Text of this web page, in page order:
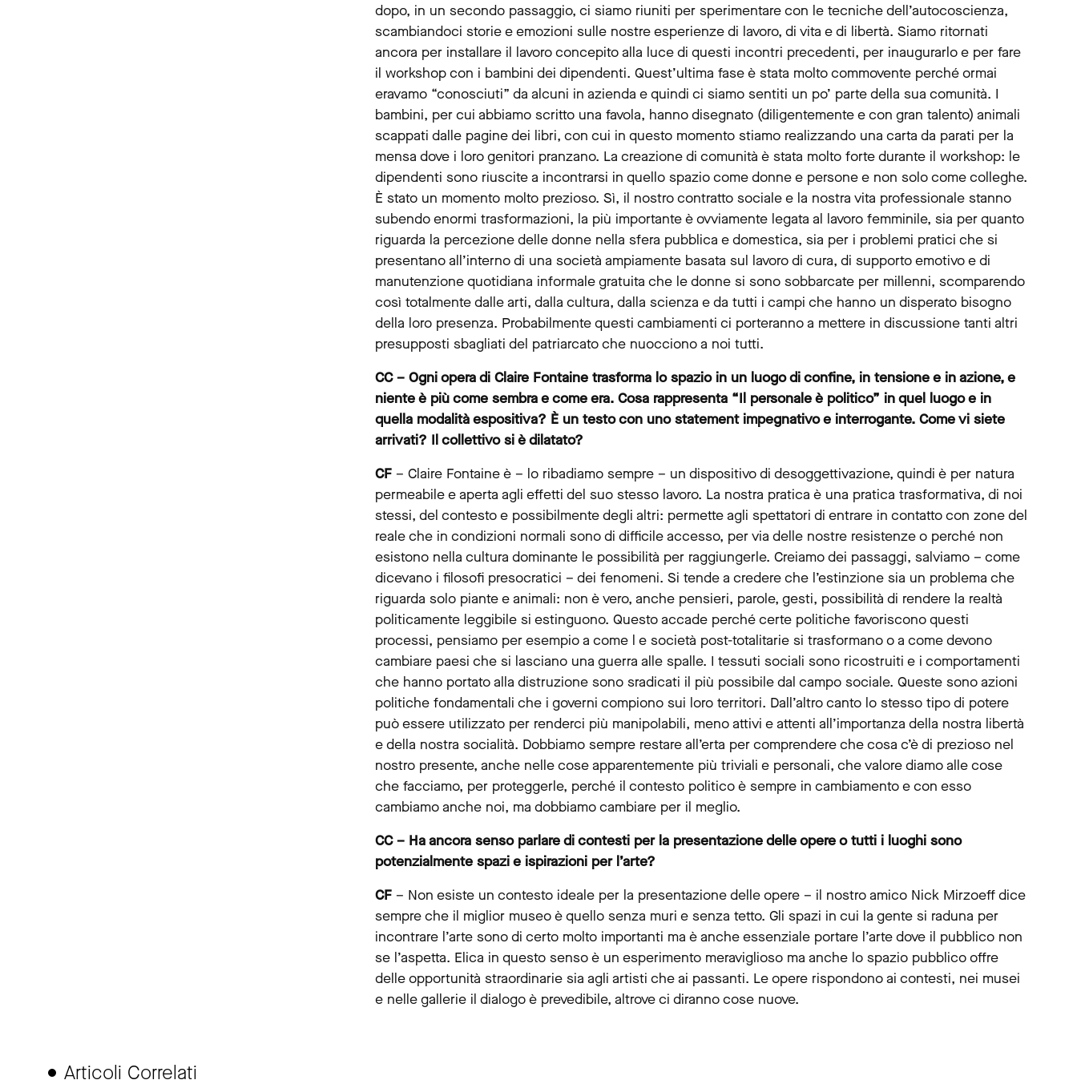
dopo, in un secondo passaggio, ci siamo riuniti per sperimentare con le tecniche dell’autocoscienza,
scambiandoci storie e emozioni sulle nostre esperienze di lavoro, di vita e di libertà. Siamo ritornati
ancora per installare il lavoro concepito alla luce di questi incontri precedenti, per inaugurarlo e per fare
il workshop con i bambini dei dipendenti. Quest’ultima fase è stata molto commovente perché ormai
eravamo “conosciuti” da alcuni in azienda e quindi ci siamo sentiti un po’ parte della sua comunità. I
bambini, per cui abbiamo scritto una favola, hanno disegnato (diligentemente e con gran talento) animali
scappati dalle pagine dei libri, con cui in questo momento stiamo realizzando una carta da parati per la
mensa dove i loro genitori pranzano. La creazione di comunità è stata molto forte durante il workshop: le
dipendenti sono riuscite a incontrarsi in quello spazio come donne e persone e non solo come colleghe.
È stato un momento molto prezioso. Sì, il nostro contratto sociale e la nostra vita professionale stanno
subendo enormi trasformazioni, la più importante è ovviamente legata al lavoro femminile, sia per quanto
riguarda la percezione delle donne nella sfera pubblica e domestica, sia per i problemi pratici che si
presentano all’interno di una società ampiamente basata sul lavoro di cura, di supporto emotivo e di
manutenzione quotidiana informale gratuita che le donne si sono sobbarcate per millenni, scomparendo
così totalmente dalle arti, dalla cultura, dalla scienza e da tutti i campi che hanno un disperato bisogno
della loro presenza. Probabilmente questi cambiamenti ci porteranno a mettere in discussione tanti altri
presupposti sbagliati del patriarcato che nuocciono a noi tutti.
CC – Ogni opera di Claire Fontaine trasforma lo spazio in un luogo di confine, in tensione e in azione, e
niente è più come sembra e come era. Cosa rappresenta “Il personale è politico” in quel luogo e in
quella modalità espositiva? È un testo con uno statement impegnativo e interrogante. Come vi siete
arrivati? Il collettivo si è dilatato?
CF– Claire Fontaine è – lo ribadiamo sempre – un dispositivo di desoggettivazione, quindi è per natura
permeabile e aperta agli effetti del suo stesso lavoro. La nostra pratica è una pratica trasformativa, di noi
stessi, del contesto e possibilmente degli altri: permette agli spettatori di entrare in contatto con zone del
reale che in condizioni normali sono di difficile accesso, per via delle nostre resistenze o perché non
esistono nella cultura dominante le possibilità per raggiungerle. Creiamo dei passaggi, salviamo – come
dicevano i filosofi presocratici – dei fenomeni. Si tende a credere che l’estinzione sia un problema che
riguarda solo piante e animali: non è vero, anche pensieri, parole, gesti, possibilità di rendere la realtà
politicamente leggibile si estinguono. Questo accade perché certe politiche favoriscono questi
processi, pensiamo per esempio a come l e società post-totalitarie si trasformano o a come devono
cambiare paesi che si lasciano una guerra alle spalle. I tessuti sociali sono ricostruiti e i comportamenti
che hanno portato alla distruzione sono sradicati il più possibile dal campo sociale. Queste sono azioni
politiche fondamentali che i governi compiono sui loro territori. Dall’altro canto lo stesso tipo di potere
può essere utilizzato per renderci più manipolabili, meno attivi e attenti all’importanza della nostra libertà
e della nostra socialità. Dobbiamo sempre restare all’erta per comprendere che cosa c’è di prezioso nel
nostro presente, anche nelle cose apparentemente più triviali e personali, che valore diamo alle cose
che facciamo, per proteggerle, perché il contesto politico è sempre in cambiamento e con esso
cambiamo anche noi, ma dobbiamo cambiare per il meglio.
CC – Ha ancora senso parlare di contesti per la presentazione delle opere o tutti i luoghi sono
potenzialmente spazi e ispirazioni per l’arte?
CF– Non esiste un contesto ideale per la presentazione delle opere – il nostro amico Nick Mirzoeff dice
sempre che il miglior museo è quello senza muri e senza tetto. Gli spazi in cui la gente si raduna per
incontrare l’arte sono di certo molto importanti ma è anche essenziale portare l’arte dove il pubblico non
se l’aspetta. Elica in questo senso è un esperimento meraviglioso ma anche lo spazio pubblico offre
delle opportunità straordinarie sia agli artisti che ai passanti. Le opere rispondono ai contesti, nei musei
e nelle gallerie il dialogo è prevedibile, altrove ci diranno cose nuove.
Articoli Correlati